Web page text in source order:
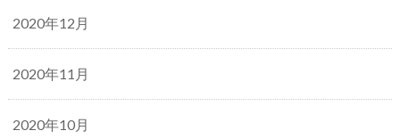
2020年12月
2020年11月
2020年10月